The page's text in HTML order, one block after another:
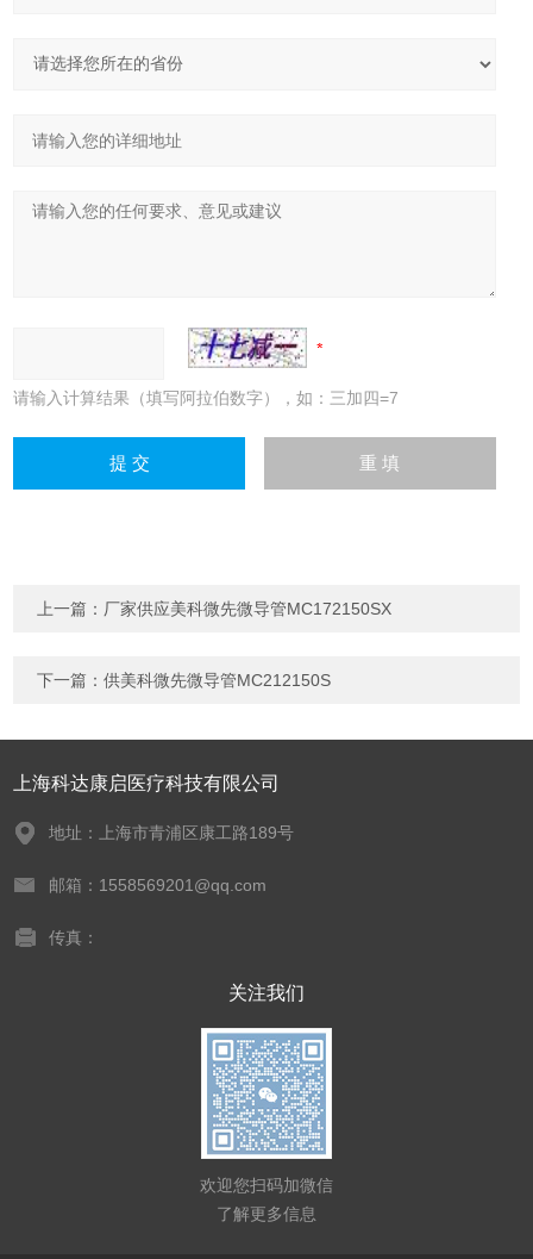
请输入计算结果（填写阿拉伯数字），如：三加四=7
上一篇： 厂家供应美科微先微导管MC172150SX
下一篇：供美科微先微导管MC212150S
上海科达康启医疗科技有限公司
地址：上海市青浦区康工路189号
邮箱：1558569201@qq.com
传真：
关注我们
欢迎您扫码加微信
了解更多信息